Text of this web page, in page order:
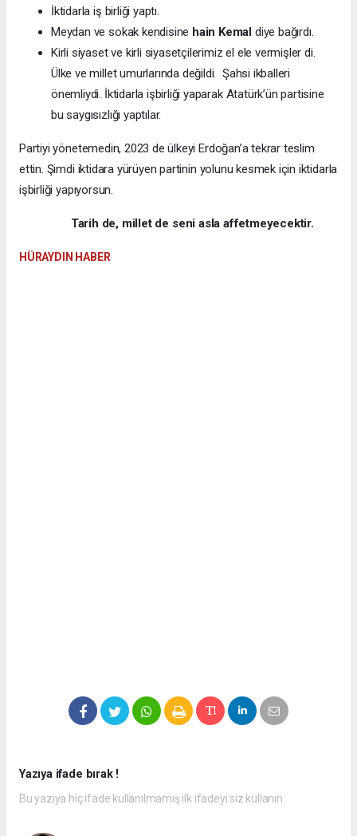
İktidarla iş birliği yaptı.
Meydan ve sokak kendisine hain Kemal diye bağırdı.
Kirli siyaset ve kirli siyasetçilerimiz el ele vermişler di.
Ülke ve millet umurlarında değildi. Şahsi ikballeri
önemliydi. İktidarla işbirliği yaparak Atatürk’ün partisine
bu saygısızlığı yaptılar.
Partiyi yönetemedin, 2023 de ülkeyi Erdoğan’a tekrar teslim
ettin. Şimdi iktidara yürüyen partinin yolunu kesmek için iktidarla
işbirliği yapıyorsun.
Tarih de, millet de seni asla affetmeyecektir.
HÜRAYDIN HABER
Yazıya ifade bırak !
Bu yazıya hiç ifade kullanılmamış ilk ifadeyi siz kullanın.